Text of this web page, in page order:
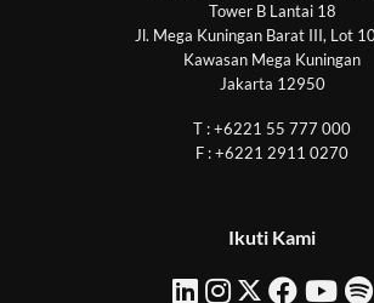
Tower B Lantai 18
Jl. Mega Kuningan Barat III, Lot
Kawasan Mega Kuningan
Jakarta 12950
T : +6221 55 777 000
F : +6221 2911 0270
Ikuti Kami